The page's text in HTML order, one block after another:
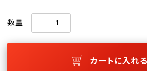
数量
カートに入れる